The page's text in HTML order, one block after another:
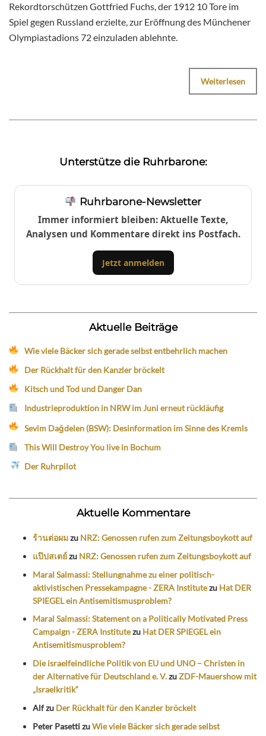
Rekordtorschützen Gottfried Fuchs, der 1912 10 Tore im
Spiel gegen Russland erzielte, zur Eröffnung des Münchener
Olympiastadions 72 einzuladen ablehnte.
Weiterlesen
Unterstütze die Ruhrbarone:
Ruhrbarone-Newsletter
Immer informiert bleiben: Aktuelle Texte,
Analysen und Kommentare direkt ins Postfach.
Jetzt anmelden
Aktuelle Beiträge
Wie viele Bäcker sich gerade selbst entbehrlich machen
Der Rückhalt für den Kanzler bröckelt
Kitsch und Tod und Danger Dan
Industrieproduktion in NRW im Juni erneut rückläufig
Sevim Dağdelen (BSW): Desinformation im Sinne des Kremls
This Will Destroy You live in Bochum
Der Ruhrpilot
Aktuelle Kommentare
ร้านต่อผมzu NRZ: Genossen rufen zum Zeitungsboykott auf
แป๊ปสเตย์zu NRZ: Genossen rufen zum Zeitungsboykott auf
Maral Salmassi: Stellungnahme zu einer politisch-
aktivistischen Pressekampagne - ZERA Institutezu Hat DER
SPIEGEL ein Antisemitismusproblem?
Maral Salmassi: Statement on a Politically Motivated Press
Campaign - ZERA Institutezu Hat DER SPIEGEL ein
Antisemitismusproblem?
Die israelfeindliche Politik von EU und UNO – Christen in
der Alternative für Deutschland e. V.zuZDF-Mauershow mit
„Israelkritik“
Alfzu Der Rückhalt für den Kanzler bröckelt
Peter PasettizuWie viele Bäcker sich gerade selbst